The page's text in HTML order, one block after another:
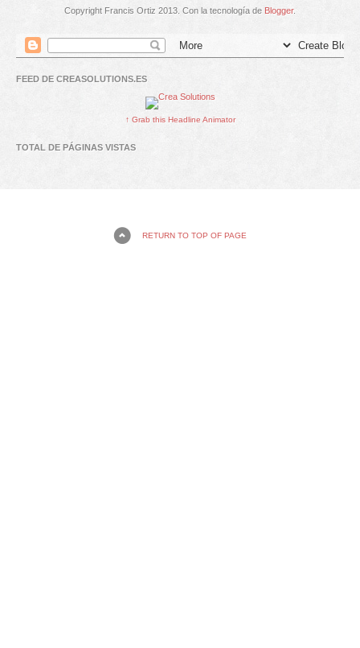
Copyright Francis Ortiz 2013. Con la tecnología de Blogger.
FEED DE CREASOLUTIONS.ES
↑ Grab this Headline Animator
TOTAL DE PÁGINAS VISTAS
RETURN TO TOP OF PAGE